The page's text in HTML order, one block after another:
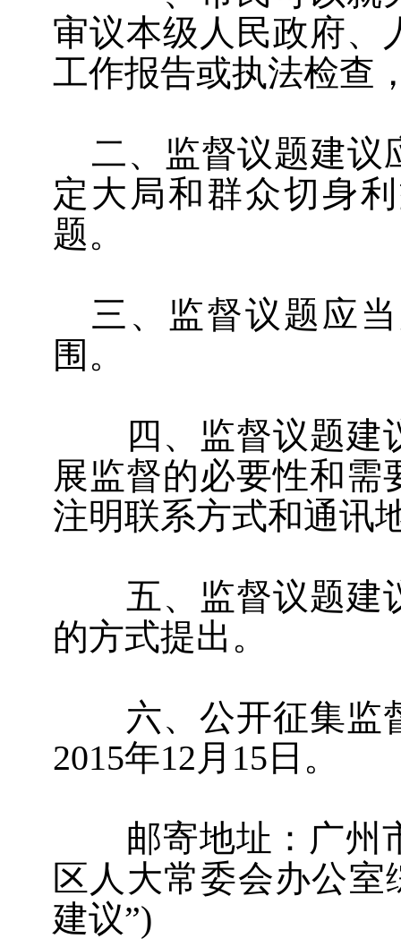
审议本级人民政府、
工作报告或执法检查
二、监督议题建议
定大局和群众切身
题。
三、监督议题应
围。
四、监督议题建
展监督的必要性和需
注明联系方式和通讯
五、监督议题建
的方式提出。
六、公开征集监
2015年12月 15 日。
邮寄地址：广州
区人大常委会办公室
建议”)